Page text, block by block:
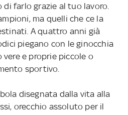
farlo grazie al tuo lavoro.
ma quelli che ce la
A quattro anni già
piegano con le ginocchia
e proprie piccole o
sportivo.
disegnata dalla vita alla
orecchio assoluto per il